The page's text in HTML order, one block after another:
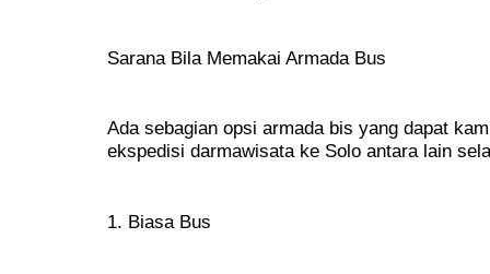
Sarana Bila Memakai Armada Bus
Ada sebagian opsi armada bis yang dapat
ekspedisi darmawisata ke Solo antara lain
1. Biasa Bus